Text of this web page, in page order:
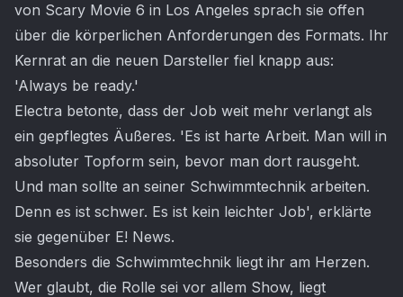
von Scary Movie 6 in Los Angeles sprach sie offen
über die körperlichen Anforderungen des Formats. Ihr
Kernrat an die neuen Darsteller fiel knapp aus:
'Always be ready.'
Electra betonte, dass der Job weit mehr verlangt als
ein gepflegtes Äußeres. 'Es ist harte Arbeit. Man will in
absoluter Topform sein, bevor man dort rausgeht.
Und man sollte an seiner Schwimmtechnik arbeiten.
Denn es ist schwer. Es ist kein leichter Job', erklärte
sie gegenüber E! News.
Besonders die Schwimmtechnik liegt ihr am Herzen.
Wer glaubt, die Rolle sei vor allem Show, liegt